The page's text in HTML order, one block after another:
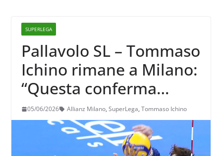
SUPERLEGA
Pallavolo SL – Tommaso
Ichino rimane a Milano:
“Questa conferma
rappresenta
un’importante
attestazione di fiducia”
05/06/2026 Allianz Milano, SuperLega, Tommaso Ichino